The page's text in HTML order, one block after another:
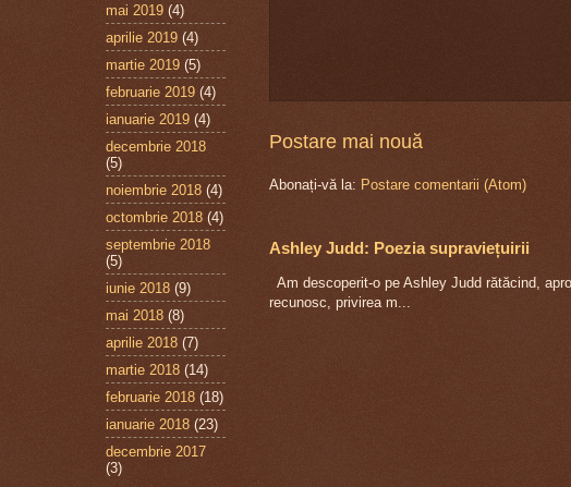
Postare mai nouă
Abonați-vă la: Postare comentarii (Atom)
Ashley Judd: Poezia supraviețuirii
Am descoperit-o pe Ashley Judd rătăcind,
recunosc, privirea m...
mai 2019 (4)
aprilie 2019 (4)
martie 2019 (5)
februarie 2019 (4)
ianuarie 2019 (4)
decembrie 2018
(5)
noiembrie 2018 (4)
octombrie 2018 (4)
septembrie 2018
(5)
iunie 2018 (9)
mai 2018 (8)
aprilie 2018 (7)
martie 2018 (14)
februarie 2018 (18)
ianuarie 2018 (23)
decembrie 2017
(3)